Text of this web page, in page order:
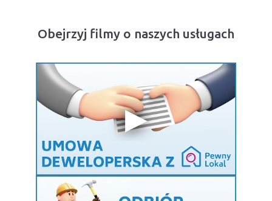
Obejrzyj filmy o naszych usługach